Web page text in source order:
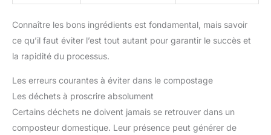
Connaître les bons ingrédients est fondamental, mais savoir
ce qu’il faut éviter l’est tout autant pour garantir le succès et
la rapidité du processus.
Les erreurs courantes à éviter dans le compostage
Les déchets à proscrire absolument
Certains déchets ne doivent jamais se retrouver dans un
composteur domestique. Leur présence peut générer de